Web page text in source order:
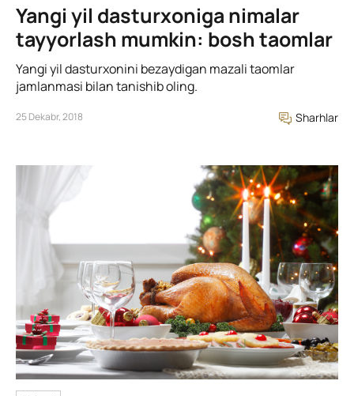
Yangi yil dasturxoniga nimalar
tayyorlash mumkin: bosh taomlar
Yangi yil dasturxonini bezaydigan mazali taomlar
jamlanmasi bilan tanishib oling.
25 Dekabr, 2018 Sharhlar